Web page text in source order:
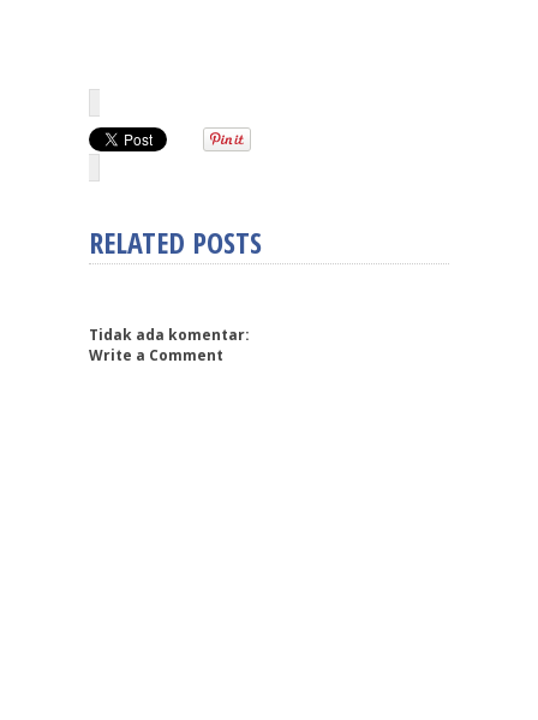
RELATED POSTS
Tidak ada komentar:
Write a Comment